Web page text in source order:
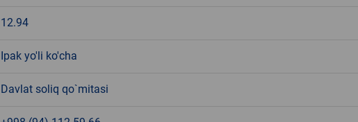
12.94
Ipak yo'li ko'cha
Davlat soliq qo`mitasi